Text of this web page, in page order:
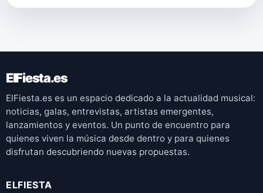
ElFiesta.es
ElFiesta.es es un espacio dedicado a la actualidad musical:
noticias, galas, entrevistas, artistas emergentes,
lanzamientos y eventos. Un punto de encuentro para
quienes viven la música desde dentro y para quienes
disfrutan descubriendo nuevas propuestas.
ELFIESTA